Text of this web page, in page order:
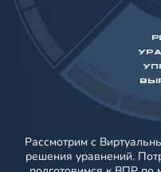
Рассмотрим с
решения уравнений.